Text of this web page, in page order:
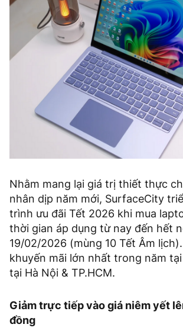
Nhằm mang lại giá trị thiết thực
nhân dịp năm mới, SurfaceCity
trình ưu đãi Tết 2026 khi mua
thời gian áp dụng từ nay đến hết
19/02/2026 (mùng 10 Tết Âm
khuyến mãi lớn nhất trong năm
tại Hà Nội & TP.HCM.
Giảm trực tiếp vào giá niêm yết
đồng